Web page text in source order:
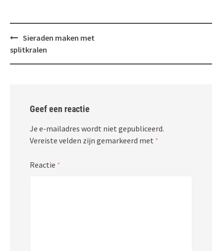
Bericht
navigatie
Sieraden maken met
splitkralen
Geef een reactie
Je e-mailadres wordt niet gepubliceerd.
Vereiste velden zijn gemarkeerd met *
Reactie *